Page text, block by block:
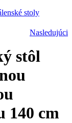
stoly
Nasledujúci
stôl
140 cm